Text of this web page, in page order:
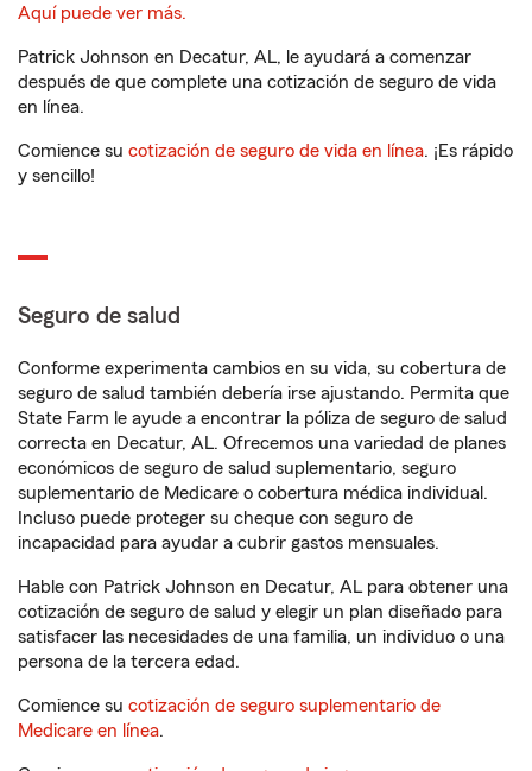
Aquí puede ver más.
Patrick Johnson en Decatur, AL, le ayudará a comenzar
después de que complete una cotización de seguro de vida
en línea.
Comience su cotización de seguro de vida en línea. ¡Es rápido
y sencillo!
Seguro de salud
Conforme experimenta cambios en su vida, su cobertura de
seguro de salud también debería irse ajustando. Permita que
State Farm le ayude a encontrar la póliza de seguro de salud
correcta en Decatur, AL. Ofrecemos una variedad de planes
económicos de seguro de salud suplementario, seguro
suplementario de Medicare o cobertura médica individual.
Incluso puede proteger su cheque con seguro de
incapacidad para ayudar a cubrir gastos mensuales.
Hable con Patrick Johnson en Decatur, AL para obtener una
cotización de seguro de salud y elegir un plan diseñado para
satisfacer las necesidades de una familia, un individuo o una
persona de la tercera edad.
Comience su cotización de seguro suplementario de
Medicare en línea.